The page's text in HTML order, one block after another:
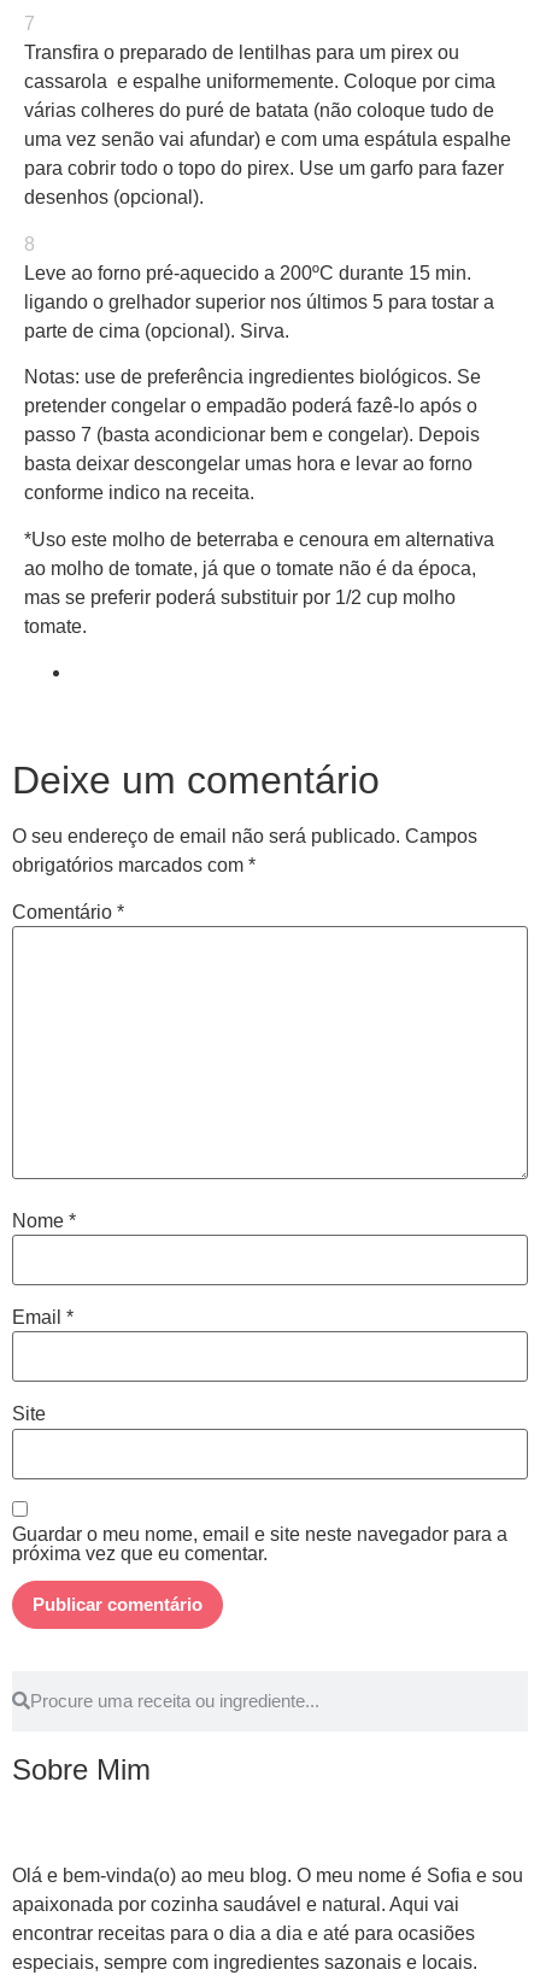
7
Transfira o preparado de lentilhas para um pirex ou
cassarola e espalhe uniformemente. Coloque por cima
várias colheres do puré de batata (não coloque tudo de
uma vez senão vai afundar) e com uma espátula espalhe
para cobrir todo o topo do pirex. Use um garfo para fazer
desenhos (opcional).
8
Leve ao forno pré-aquecido a 200ºC durante 15 min.
ligando o grelhador superior nos últimos 5 para tostar a
parte de cima (opcional). Sirva.
Notas: use de preferência ingredientes biológicos. Se
pretender congelar o empadão poderá fazê-lo após o
passo 7 (basta acondicionar bem e congelar). Depois
basta deixar descongelar umas hora e levar ao forno
conforme indico na receita.
*Uso este molho de beterraba e cenoura em alternativa
ao molho de tomate, já que o tomate não é da época,
mas se preferir poderá substituir por 1/2 cup molho
tomate.
Deixe um comentário
O seu endereço de email não será publicado. Campos
obrigatórios marcados com *
Comentário *
Nome *
Email *
Site
Guardar o meu nome, email e site neste navegador para a
próxima vez que eu comentar.
Sobre Mim
Olá e bem-vinda(o) ao meu blog. O meu nome é Sofia e sou
apaixonada por cozinha saudável e natural. Aqui vai
encontrar receitas para o dia a dia e até para ocasiões
especiais, sempre com ingredientes sazonais e locais.